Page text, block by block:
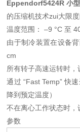
Eppendorf5424R 小
的压缩机技术zui大限
温度范围： –9 °C 至
由于制冷装置在设备
cm
所有转子高速运转时
通过 “Fast Temp” 快
降到预定温度）
不在离心工作状态时，
参数